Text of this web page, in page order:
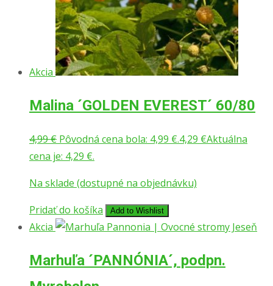
Akcia
Malina ´GOLDEN EVEREST´ 60/80
4,99€ Pôvodná cena bola: 4,99 €.4,29 €Aktuálna
cena je: 4,29 €.
Na sklade (dostupné na objednávku)
Pridať do košíka
Add to Wishlist
Akcia
Marhuľa ´PANNÓNIA´, podpn.